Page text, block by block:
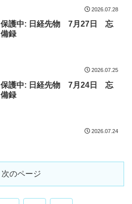
2026.07.28
保護中: 日経先物 7月27日 忘
備録
2026.07.25
保護中: 日経先物 7月24日 忘
備録
2026.07.24
次のページ